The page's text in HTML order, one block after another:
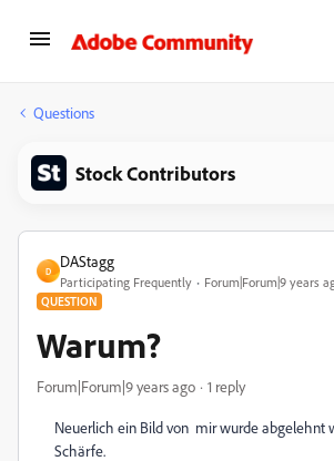
Questions
Stock Contributors
D
DAStagg
Participating Frequently Forum|Forum|9 years
QUESTION
Warum?
Forum|Forum|9 years ago 1 reply
Neuerlich ein Bild von mir wurde abgelehnt
Schärfe.